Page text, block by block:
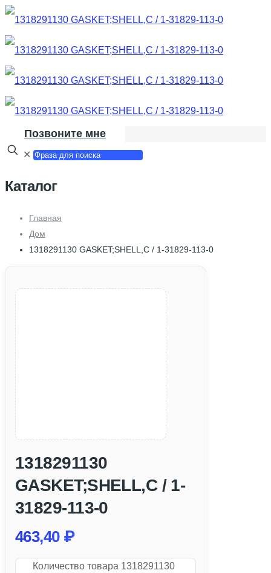
Позвоните мне
✕
Каталог
Главная
Дом
1318291130 GASKET;SHELL,C / 1-31829-113-0
1318291130
GASKET;SHELL,C / 1-
31829-113-0
463,40 ₽
Количество товара 1318291130